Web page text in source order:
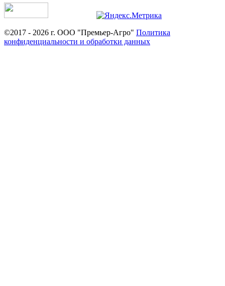
©2017 - 2026 г. ООО "Премьер-Агро" Политика
конфиденциальности и обработки данных